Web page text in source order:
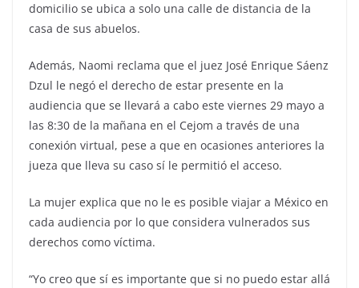
domicilio se ubica a solo una calle de distancia de la
casa de sus abuelos.
Además, Naomi reclama que el juez José Enrique Sáenz
Dzul le negó el derecho de estar presente en la
audiencia que se llevará a cabo este viernes 29 mayo a
las 8:30 de la mañana en el Cejom a través de una
conexión virtual, pese a que en ocasiones anteriores la
jueza que lleva su caso sí le permitió el acceso.
La mujer explica que no le es posible viajar a México en
cada audiencia por lo que considera vulnerados sus
derechos como víctima.
“Yo creo que sí es importante que si no puedo estar allá